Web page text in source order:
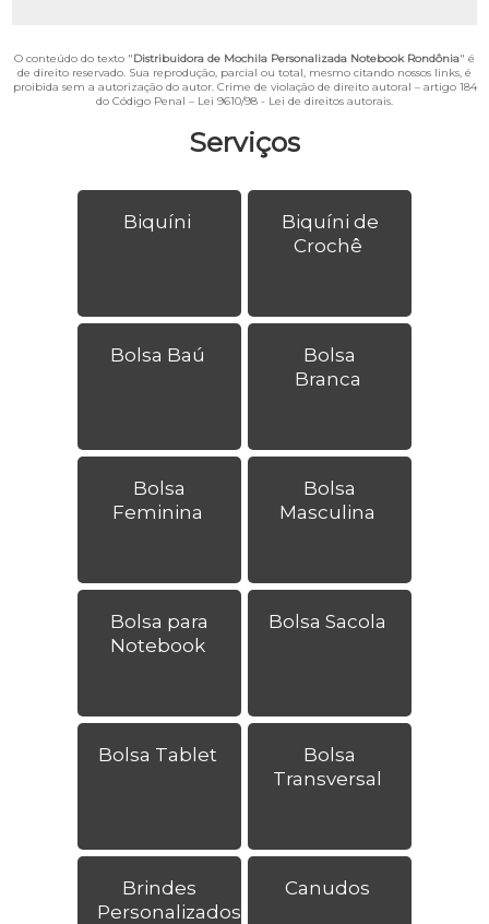
Serviços
Biquíni
Biquíni de
Crochê
Bolsa Baú
Bolsa
Branca
Bolsa
Feminina
Bolsa
Masculina
Bolsa para
Notebook
Bolsa Sacola
Bolsa Tablet
Bolsa
Transversal
Brindes
Personalizados
Canudos
O conteúdo do texto "Distribuidora de Mochila Personalizada Notebook Rondônia" é
de direito reservado. Sua reprodução, parcial ou total, mesmo citando nossos links, é
proibida sem a autorização do autor. Crime de violação de direito autoral – artigo 184
do Código Penal – Lei 9610/98 - Lei de direitos autorais.